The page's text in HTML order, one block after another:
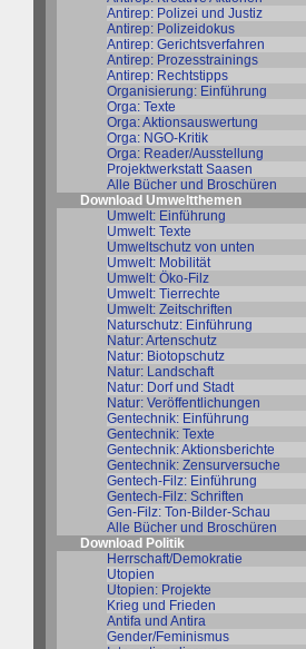
Antirep: Polizei und Justiz
Antirep: Polizeidokus
Antirep: Gerichtsverfahren
Antirep: Prozesstrainings
Antirep: Rechtstipps
Organisierung: Einführung
Orga: Texte
Orga: Aktionsauswertung
Orga: NGO-Kritik
Orga: Reader/Ausstellung
Projektwerkstatt Saasen
Alle Bücher und Broschüren
Download Umweltthemen
Umwelt: Einführung
Umwelt: Texte
Umweltschutz von unten
Umwelt: Mobilität
Umwelt: Öko-Filz
Umwelt: Tierrechte
Umwelt: Zeitschriften
Naturschutz: Einführung
Natur: Artenschutz
Natur: Biotopschutz
Natur: Landschaft
Natur: Dorf und Stadt
Natur: Veröffentlichungen
Gentechnik: Einführung
Gentechnik: Texte
Gentechnik: Aktionsberichte
Gentechnik: Zensurversuche
Gentech-Filz: Einführung
Gentech-Filz: Schriften
Gen-Filz: Ton-Bilder-Schau
Alle Bücher und Broschüren
Download Politik
Herrschaft/Demokratie
Utopien
Utopien: Projekte
Krieg und Frieden
Antifa und Antira
Gender/Feminismus